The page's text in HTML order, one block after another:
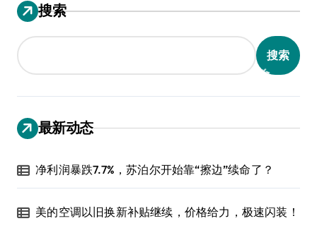
搜索
搜索
最新动态
净利润暴跌7.7%，苏泊尔开始靠“擦边”续命了？
美的空调以旧换新补贴继续，价格给力，极速闪装！